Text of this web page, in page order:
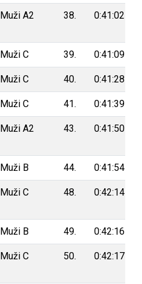
Muži A2 38. 0:41:02
Muži C 39. 0:41:09
Muži C 40. 0:41:28
Muži C 41. 0:41:39
Muži A2 43. 0:41:50
Muži B 44. 0:41:54
Muži C 48. 0:42:14
Muži B 49. 0:42:16
Muži C 50. 0:42:17